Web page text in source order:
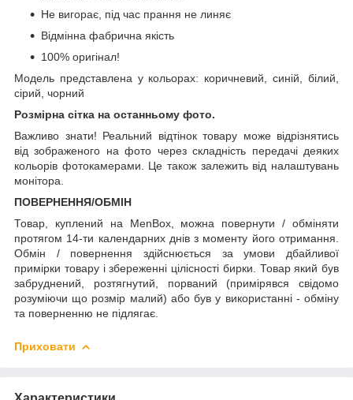
Не вигорає, під час прання не линяє
Відмінна фабрична якість
100% оригінал!
Модель представлена у кольорах: коричневий, синій, білий,
сірий, чорний
Розмірна сітка на останньому фото.
Важливо знати! Реальний відтінок товару може відрізнятись
від зображеного на фото через складність передачі деяких
кольорів фотокамерами. Це також залежить від налаштувань
монітора.
ПОВЕРНЕННЯ/ОБМІН
Товар, куплений на MenBox, можна повернути / обміняти
протягом 14-ти календарних днів з моменту його отримання.
Обмін / повернення здійснюється за умови дбайливої
примірки товару і збереженні цілісності бирки. Товар який був
забруднений, розтягнутий, порваний (примірявся свідомо
розуміючи що розмір малий) або був у використанні - обміну
та поверненню не підлягає.
Приховати